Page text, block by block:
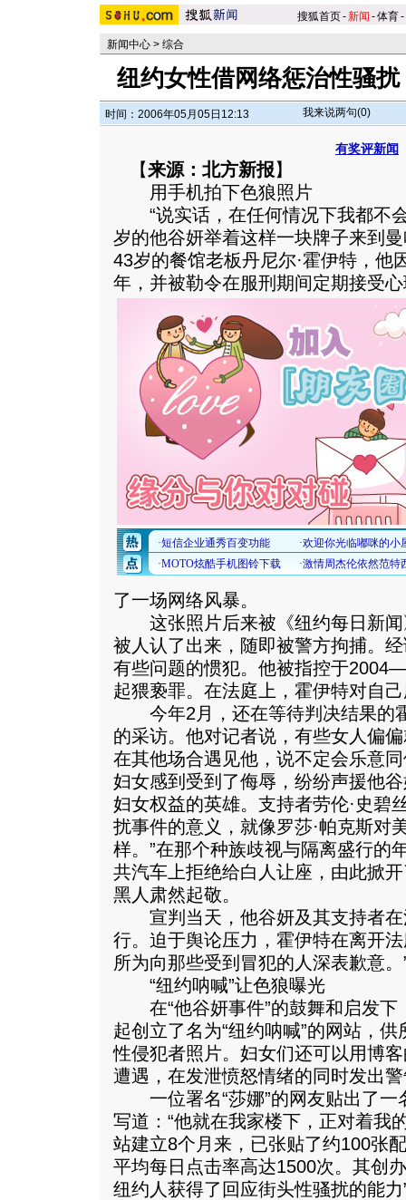
搜狐首页-新闻 -体育-
新闻中心 > 综合
纽约女性借网络惩治性骚
时间：2006年05月05日12:13 我来说两句(0)
有奖评新闻
【来源：北方新报】
用手机拍下色狼照片
“说实话，在任何情况下我都不会
岁的他谷妍举着这样一块牌子来到
43岁的餐馆老板丹尼尔·霍伊特，他
年，并被勒令在服刑期间定期接受
了一场网络风暴。
这张照片后来被《纽约每日新闻
被人认了出来，随即被警方拘捕。
有些问题的惯犯。他被指控于
起猥亵罪。在法庭上，霍伊特对自
今年2月，还在等待判决结果的
的采访。他对记者说，有些女人偏
在其他场合遇见他，说不定会乐意
妇女感到受到了侮辱，纷纷声援他
妇女权益的英雄。支持者劳伦·史碧
扰事件的意义，就像罗莎·帕克斯对
样。”在那个种族歧视与隔离盛行的
共汽车上拒绝给白人让座，由此掀
黑人肃然起敬。
宣判当天，他谷妍及其支持者在
行。迫于舆论压力，霍伊特在离开
所为向那些受到冒犯的人深表歉意。
“纽约呐喊”让色狼曝光
在“他谷妍事件”的鼓舞和启发下
起创立了名为“纽约呐喊”的网站，
性侵犯者照片。妇女们还可以用博
遭遇，在发泄愤怒情绪的同时发出
一位署名“莎娜”的网友贴出了一
写道：“他就在我家楼下，正对着我
站建立8个月来，已张贴了约100张
平均每日点击率高达1500次。其创
纽约人获得了回应街头性骚扰的能力